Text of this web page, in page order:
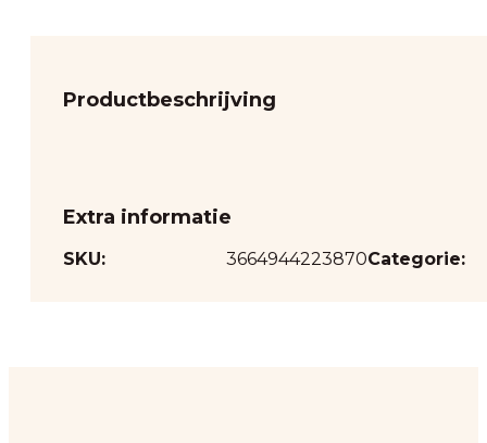
Productbeschrijving
Extra informatie
SKU: 3664944223870Categorie: